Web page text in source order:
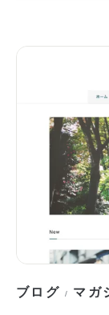
ブログ / マガ